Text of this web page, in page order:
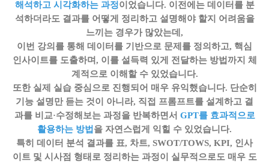
해석하고 시각화하는 과정이었습니다. 이전에는 데이터를 분
석하더라도 결과를 어떻게 정리하고 설명해야 할지 어려움을
느끼는 경우가 많았는데,
이번 강의를 통해 데이터를 기반으로 문제를 정의하고, 핵심
인사이트를 도출하며, 이를 설득력 있게 전달하는 방법까지 체
계적으로 이해할 수 있었습니다.
또한 실제 실습 중심으로 진행되어 매우 유익했습니다. 단순히
기능 설명만 듣는 것이 아니라, 직접 프롬프트를 설계하고 결
과를 비교·수정해보는 과정을 반복하면서 GPT를 효과적으로
활용하는 방법 을 자연스럽게 익힐 수 있었습니다.
특히 데이터 분석 결과를 표, 차트, SWOT/TOWS, KPI, 인사
이트 및 시사점 형태로 정리하는 과정이 실무적으로도 매우 도